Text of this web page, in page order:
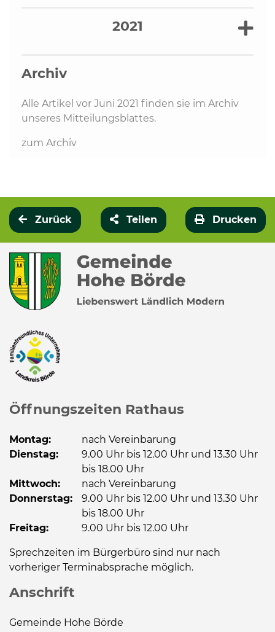
2021
Archiv
Alle Artikel vor Juni 2021 finden sie im Archiv
unseres Mitteilungsblattes.
zum Archiv
Zurück Teilen Drucken
Öffnungszeiten Rathaus
Montag:
nach Vereinbarung
Dienstag:
9.00 Uhr bis 12.00 Uhr und 13.30 Uhr
bis 18.00 Uhr
Mittwoch:
nach Vereinbarung
Donnerstag: 9.00 Uhr bis 12.00 Uhr und 13.30 Uhr
bis 18.00 Uhr
Freitag:
9.00 Uhr bis 12.00 Uhr
Sprechzeiten im Bürgerbüro sind nur nach
vorheriger Terminabsprache möglich.
Anschrift
Gemeinde Hohe Börde